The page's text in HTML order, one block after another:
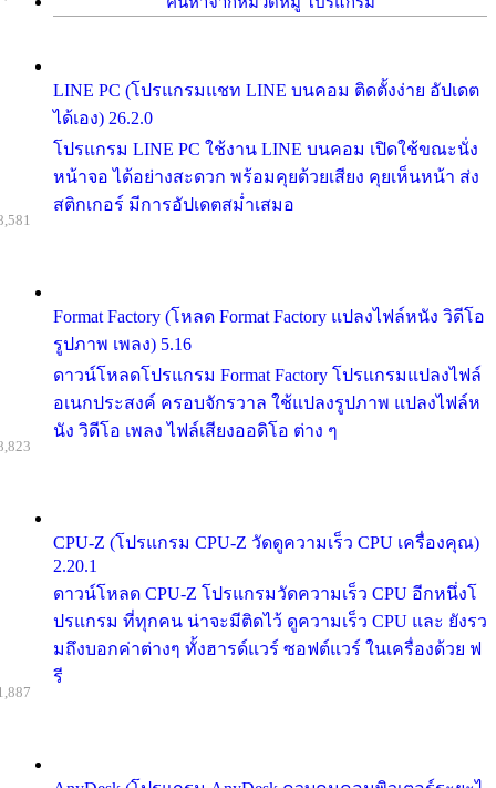
LINE PC (โปรแกรมแชท LINE บนคอม ติดตั้งง่าย อัปเดต
ได้เอง) 26.2.0
โปรแกรม LINE PC ใช้งาน LINE บนคอม เปิดใช้ขณะนั่ง
หน้าจอ ได้อย่างสะดวก พร้อมคุยด้วยเสียง คุยเห็นหน้า ส่ง
สติกเกอร์ มีการอัปเดตสม่ำเสมอ
Format Factory (โหลด Format Factory แปลงไฟล์หนัง วิดีโอ
รูปภาพ เพลง) 5.16
ดาวน์โหลดโปรแกรม Format Factory โปรแกรมแปลงไฟล์
อเนกประสงค์ ครอบจักรวาล ใช้แปลงรูปภาพ แปลงไฟล์ห
นัง วิดีโอ เพลง ไฟล์เสียงออดิโอ ต่าง ๆ
CPU-Z (โปรแกรม CPU-Z วัดดูความเร็ว CPU เครื่องคุณ)
2.20.1
ดาวน์โหลด CPU-Z โปรแกรมวัดความเร็ว CPU อีกหนึ่งโ
ปรแกรม ที่ทุกคน น่าจะมีติดไว้ ดูความเร็ว CPU และ ยังรว
มถึงบอกค่าต่างๆ ทั้งฮารด์แวร์ ซอฟต์แวร์ ในเครื่องด้วย ฟ
รี